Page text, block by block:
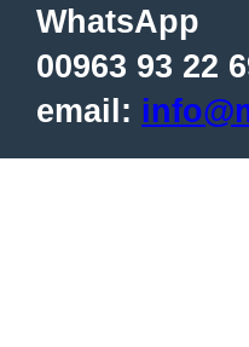
WhatsApp
00963 93 22
email: